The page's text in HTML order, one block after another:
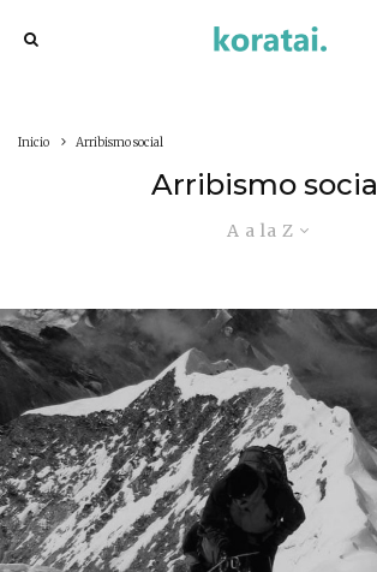
Inicio Arribismo social
Arribismo
A a la Z